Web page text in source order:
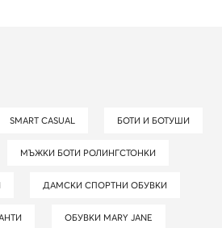
SMART CASUAL БОТИ И БОТУШИ
МЪЖКИ БОТИ РОЛИНГСТОНКИ
ДАМСКИ СПОРТНИ ОБУВКИ
ОБУВКИ MARY JANE